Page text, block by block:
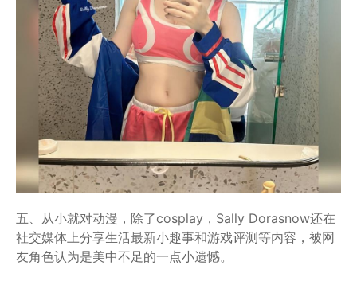
五、从小就对动漫，除了cosplay，Sally Dorasnow还在
社交媒体上分享生活最新小趣事和游戏评测等内容，被网
友角色认为是美中不足的一点小遗憾。